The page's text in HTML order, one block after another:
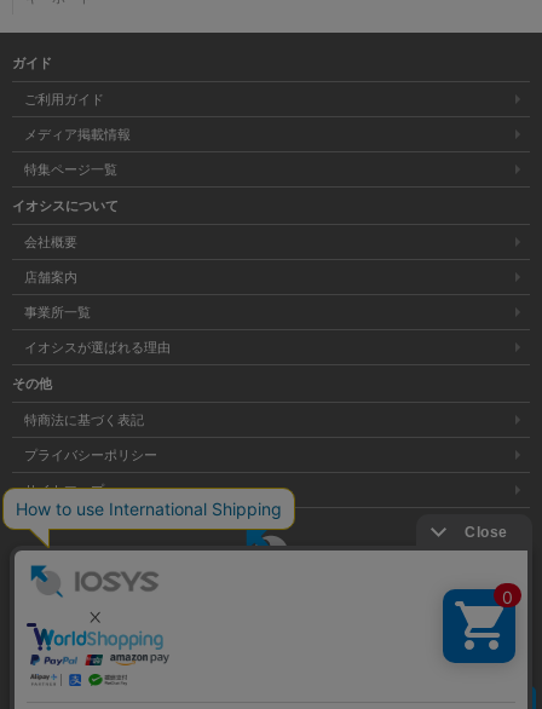
ガイド
ご利用ガイド
メディア掲載情報
特集ページ一覧
イオシスについて
会社概要
店舗案内
事業所一覧
イオシスが選ばれる理由
その他
特商法に基づく表記
プライバシーポリシー
サイトマップ
Copyright © 株式会社イオシス All Rights Reserved. クリア